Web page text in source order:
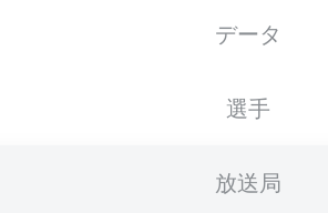
データ
選手
放送局
28.12.2007